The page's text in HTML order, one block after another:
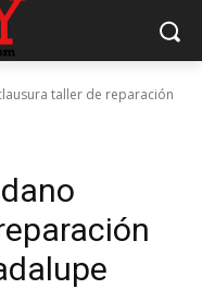
taller de reparación